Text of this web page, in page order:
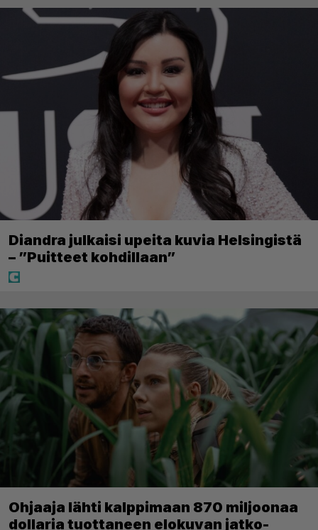
Diandra julkaisi upeita kuvia Helsingistä
– ”Puitteet kohdillaan”
Ohjaaja lähti kalppimaan 870 miljoonaa
dollaria tuottaneen elokuvan jatko-